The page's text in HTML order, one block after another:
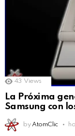
43 Views
La Próxima
Samsung con
by AtomClic